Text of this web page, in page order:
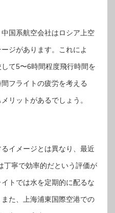
国系航空会社はロシア上空
ジがあります。これによ
て5〜6時間程度飛行時間を
フライトの疲労を考える
リットがあるでしょう。
イメージとは異なり、最近
丁寧で効率的だという評価が
トでは水を定期的に配るな
た、上海浦東国際空港での